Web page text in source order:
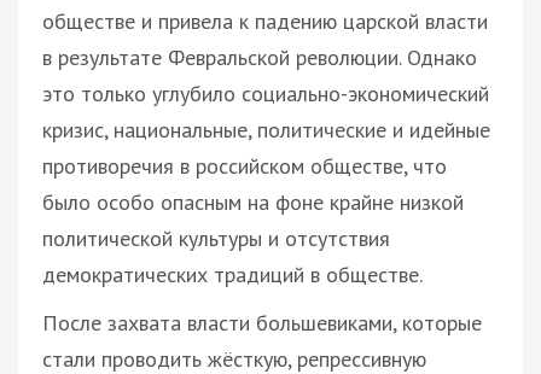
обществе и привела к падению царской власти
в результате Февральской революции. Однако
это только углубило социально-экономический
кризис, национальные, политические и идейные
противоречия в российском обществе, что
было особо опасным на фоне крайне низкой
политической культуры и отсутствия
демократических традиций в обществе.
После захвата власти большевиками, которые
стали проводить жёсткую, репрессивную